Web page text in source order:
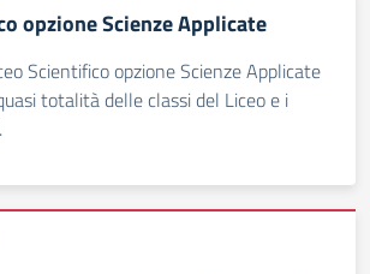
opzione Scienze Applicate
Scientifico opzione Scienze Applicate
totalità delle classi del Liceo e i